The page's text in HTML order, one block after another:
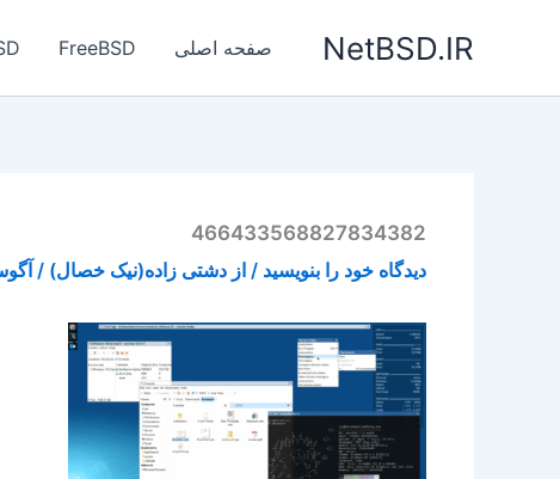
NetBSD.IR صفحه اصلی FreeBSD
466433568827834382
دیدگاه‌ خود را بنویسید / از دشتی زاده(نیک خصال) /آگوست